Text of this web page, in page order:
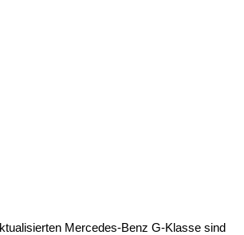
Mercedes-Benz G-Klasse sind